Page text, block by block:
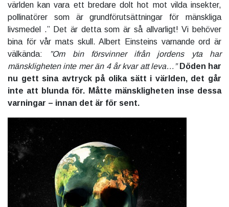
världen kan vara ett bredare dolt hot mot vilda insekter,
pollinatörer som är grundförutsättningar för mänskliga
livsmedel .” Det är detta som är så allvarligt! Vi behöver
bina för vår mats skull. Albert Einsteins varnande ord är
välkända:
”Om bin försvinner ifrån jordens yta har
mänskligheten inte mer än 4 år kvar att leva…” Döden har
nu gett sina avtryck på olika sätt i världen, det går
inte att blunda för. Måtte mänskligheten inse dessa
varningar – innan det är för sent.